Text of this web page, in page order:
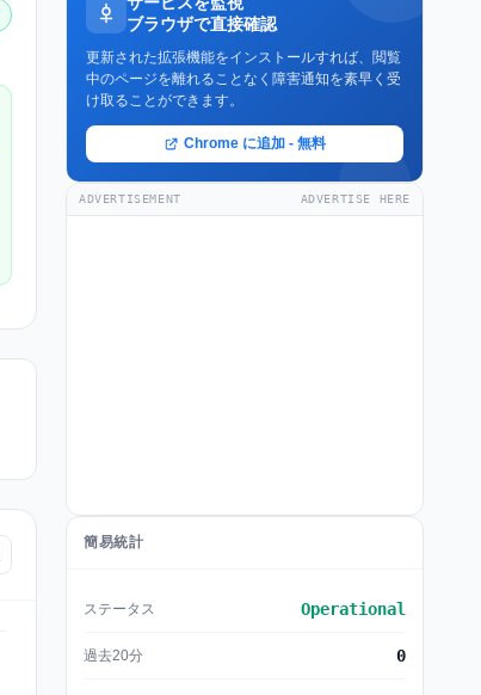
ブラウザで直接確認
更新された拡張機能をインストールすれば、閲覧
中のページを離れることなく障害通知を素早く受
け取ることができます。
Chrome に追加 - 無料
ADVERTISEMENT ADVERTISE HERE
簡易統計
ステータス Operational
過去20分 0